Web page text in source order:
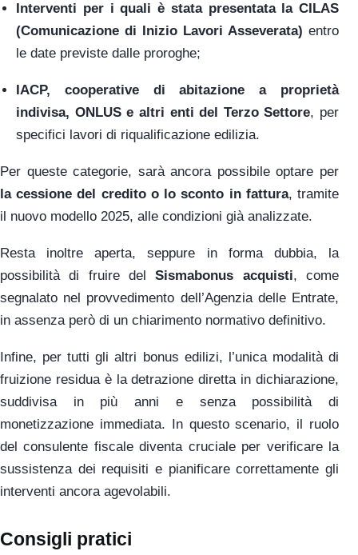
Interventi per i quali è stata presentata la CILAS
(Comunicazione di Inizio Lavori Asseverata) entro
le date previste dalle proroghe;
IACP, cooperative di abitazione a proprietà
indivisa, ONLUS e altri enti del Terzo Settore, per
specifici lavori di riqualificazione edilizia.
Per queste categorie, sarà ancora possibile optare per
la cessione del credito o lo sconto in fattura, tramite
il nuovo modello 2025, alle condizioni già analizzate.
Resta inoltre aperta, seppure in forma dubbia, la
possibilità di fruire delSismabonus acquisti, come
segnalato nel provvedimento dell’Agenzia delle Entrate,
in assenza però di un chiarimento normativo definitivo.
Infine, per tutti gli altri bonus edilizi, l’unica modalità di
fruizione residua è la detrazione diretta in dichiarazione,
suddivisa in più anni e senza possibilità di
monetizzazione immediata. In questo scenario, il ruolo
del consulente fiscale diventa cruciale per verificare la
sussistenza dei requisiti e pianificare correttamente gli
interventi ancora agevolabili.
Consigli pratici